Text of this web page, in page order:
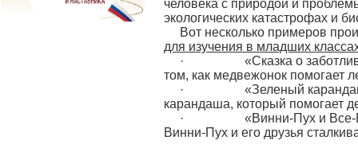
человека с природой и
экологических катастрофах и
Вот несколько примеров
для изучения в младших
· «Сказка о заботливом
том, как медвежонок помогает
· «Зеленый карандаш»
карандаша, который помогает
· «Винни-Пух и Все-Все-
Винни-Пух и его друзья